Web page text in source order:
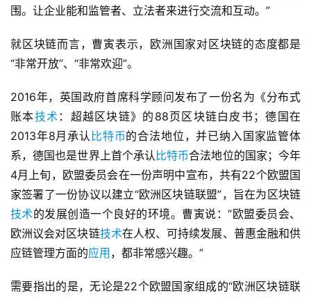
围。让企业能和监管者、立法者来进行交流和互动。”
就区块链而言，曹寅表示，欧洲国家对区块链的态度都是
“非常开放”、“非常欢迎”。
2016年，英国政府首席科学顾问发布了一份名为《分布式
账本技术 ：超越区块链》的88页区块链白皮书；德国在
2013年8月承认 比特币的合法地位，并已纳入国家监管体
系，德国也是世界上首个承认 比特币合法地位的国家；今年
4月上旬，欧盟委员会在一份声明中宣布，共有22个欧盟国
家签署了一份协议以建立“欧洲区块链联盟”，旨在为区块链
技术的发展创造一个良好的环境。曹寅说：“欧盟委员会、
欧洲议会对区块链技术在人权、可持续发展、普惠金融和供
应链管理方面的应用 ，都非常感兴趣。”
需要指出的是，无论是22个欧盟国家组成的“欧洲区块链联